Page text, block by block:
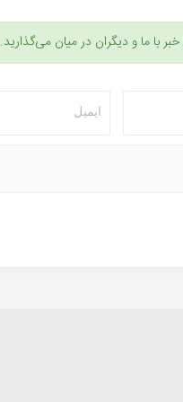
با ما و دیگران در میان می‌گذارید.